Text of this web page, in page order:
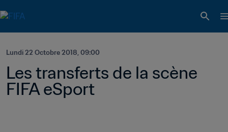
Lundi 22 Octobre 2018, 09:00
Les transferts de la scène
FIFA eSport